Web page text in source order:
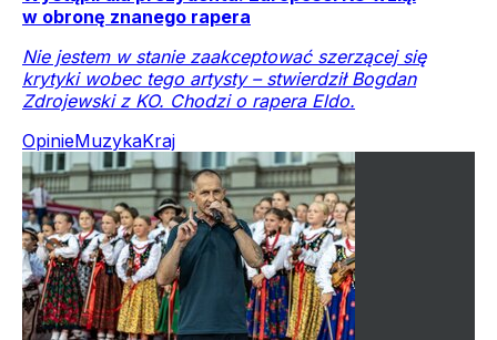
w obronę znanego rapera
Nie jestem w stanie zaakceptować szerzącej się
krytyki wobec tego artysty – stwierdził Bogdan
Zdrojewski z KO. Chodzi o rapera Eldo.
OpinieMuzykaKraj